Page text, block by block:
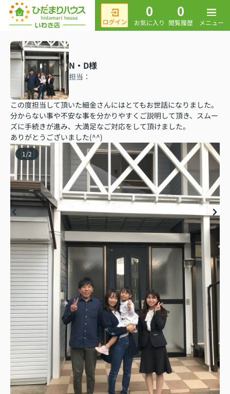
0
お気に入り
0
閲覧履歴 メニュー
N・D様
担当：
この度担当して頂いた細金さんにはとてもお世話になりました。
分からない事や不安な事を分かりやすくご説明して頂き、スムー
ズに手続きが進み、大満足なご対応をして頂けました。
ありがとうございました(^^)
1/2